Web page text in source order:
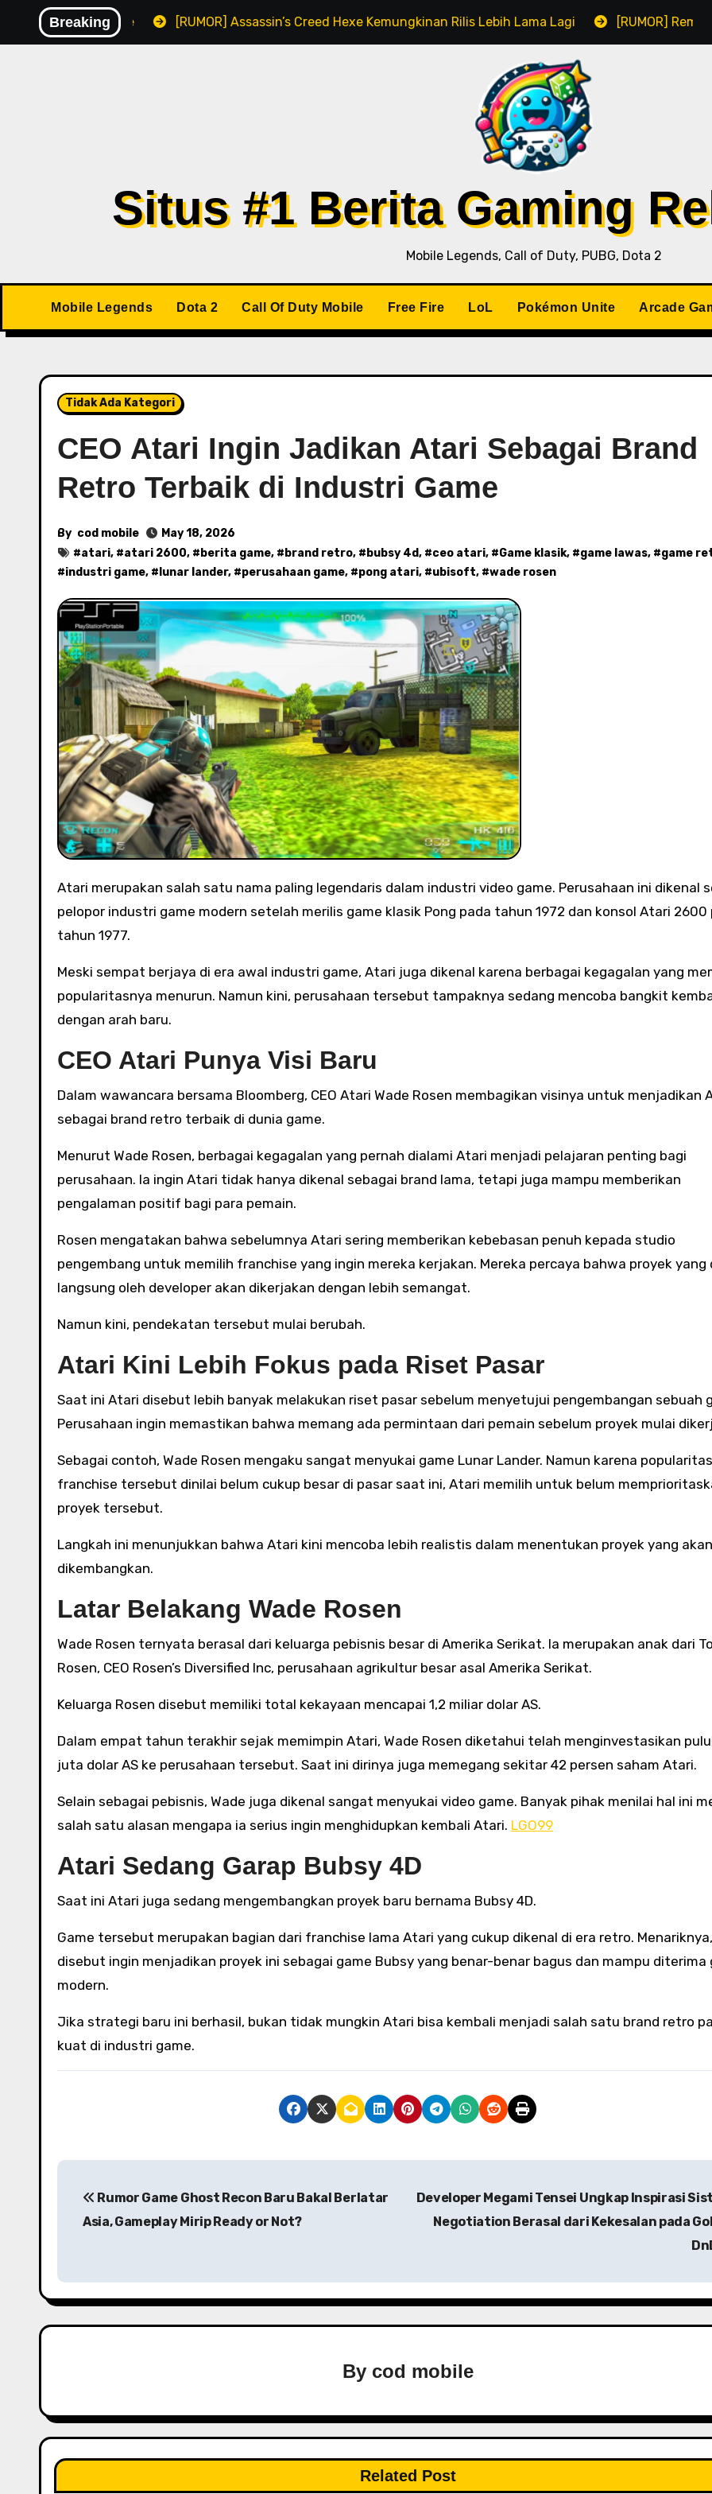
Breaking[RUMOR] Assassin’s Creed Hexe Kemungkinan Rilis Lebih Lama Lagi [RUMOR] Remake Resident Evil
Situs #1 Berita Gaming
Mobile Legends, Call of Duty, PUBG, Dota 2
Mobile Legends Dota 2 Call Of Duty Mobile Free Fire LoL Pokémon Unite Arcade
Tidak Ada Kategori
CEO Atari Ingin Jadikan Atari Sebagai Brand
Retro Terbaik di Industri Game
By cod mobile
May 18, 2026
#atari, #atari 2600, # berita game, # brand retro, # bubsy 4d, #ceo atari, #Game klasik, #game lawas, #game
#industri game, # lunar lander, #perusahaan game, #pong atari, #ubisoft, #wade rosen
Atari merupakan salah satu nama paling legendaris dalam industri video game. Perusahaan ini dikenal sebagai
pelopor industri game modern setelah merilis game klasik Pong pada tahun 1972 dan konsol Atari 2600
tahun 1977.
Meski sempat berjaya di era awal industri game, Atari juga dikenal karena berbagai kegagalan yang
popularitasnya menurun. Namun kini, perusahaan tersebut tampaknya sedang mencoba bangkit
dengan arah baru.
CEO Atari Punya Visi Baru
Dalam wawancara bersama Bloomberg, CEO Atari Wade Rosen membagikan visinya untuk menjadikan
sebagai brand retro terbaik di dunia game.
Menurut Wade Rosen, berbagai kegagalan yang pernah dialami Atari menjadi pelajaran penting bagi
perusahaan. Ia ingin Atari tidak hanya dikenal sebagai brand lama, tetapi juga mampu memberikan
pengalaman positif bagi para pemain.
Rosen mengatakan bahwa sebelumnya Atari sering memberikan kebebasan penuh kepada studio
pengembang untuk memilih franchise yang ingin mereka kerjakan. Mereka percaya bahwa proyek yang
langsung oleh developer akan dikerjakan dengan lebih semangat.
Namun kini, pendekatan tersebut mulai berubah.
Atari Kini Lebih Fokus pada Riset Pasar
Saat ini Atari disebut lebih banyak melakukan riset pasar sebelum menyetujui pengembangan sebuah
Perusahaan ingin memastikan bahwa memang ada permintaan dari pemain sebelum proyek mulai
Sebagai contoh, Wade Rosen mengaku sangat menyukai game Lunar Lander. Namun karena popularitas
franchise tersebut dinilai belum cukup besar di pasar saat ini, Atari memilih untuk belum
proyek tersebut.
Langkah ini menunjukkan bahwa Atari kini mencoba lebih realistis dalam menentukan proyek yang akan
dikembangkan.
Latar Belakang Wade Rosen
Wade Rosen ternyata berasal dari keluarga pebisnis besar di Amerika Serikat. Ia merupakan anak dari
Rosen, CEO Rosen’s Diversified Inc, perusahaan agrikultur besar asal Amerika Serikat.
Keluarga Rosen disebut memiliki total kekayaan mencapai 1,2 miliar dolar AS.
Dalam empat tahun terakhir sejak memimpin Atari, Wade Rosen diketahui telah menginvestasikan
juta dolar AS ke perusahaan tersebut. Saat ini dirinya juga memegang sekitar 42 persen saham Atari.
Selain sebagai pebisnis, Wade juga dikenal sangat menyukai video game. Banyak pihak menilai hal ini
salah satu alasan mengapa ia serius ingin menghidupkan kembali Atari. LGO99
Atari Sedang Garap Bubsy 4D
Saat ini Atari juga sedang mengembangkan proyek baru bernama Bubsy 4D.
Game tersebut merupakan bagian dari franchise lama Atari yang cukup dikenal di era retro.
disebut ingin menjadikan proyek ini sebagai game Bubsy yang benar-benar bagus dan mampu diterima
modern.
Jika strategi baru ini berhasil, bukan tidak mungkin Atari bisa kembali menjadi salah satu brand retro
kuat di industri game.
t
n
g
a
Rumor Game Ghost Recon Baru Bakal Berlatar
Asia, Gameplay Mirip Ready or Not?
Developer Megami Tensei Ungkap Inspirasi
Negotiation Berasal dari Kekesalan pada
By cod mobile
Related Post